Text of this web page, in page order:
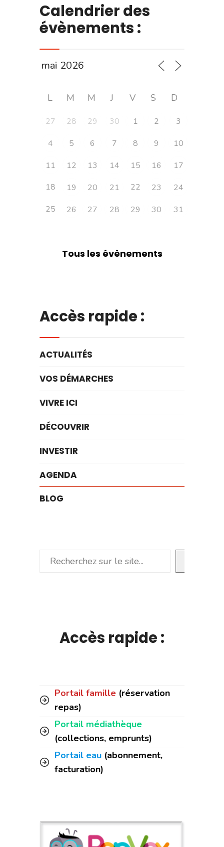
Calendrier des
évènements :
L M M J V S D
27 28 29 30 1 2
3
4
5 6 7 8 9
10
11
12 13 14 15 16
17
18
19 20 21 22 23
24
25
26 27 28 29 30 31
Tous les évènements
Accès rapide :
ACTUALITÉS
VOS DÉMARCHES
VIVRE ICI
DÉCOUVRIR
INVESTIR
AGENDA
BLOG
Rechercher
Accès rapide :
Portail famille (réservation
repas)
Portail médiathèque
(collections, emprunts)
Portail eau (abonnement,
facturation)